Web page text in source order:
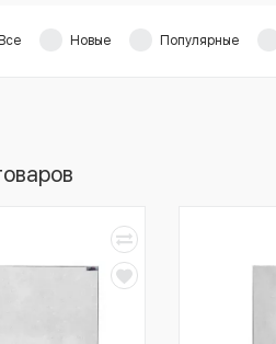
Все Новые Популярные